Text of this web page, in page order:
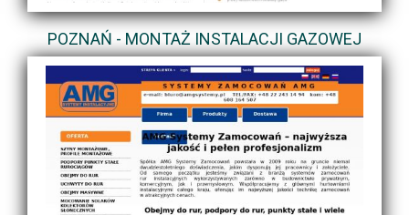
POZNAŃ - MONTAŻ INSTALACJI GAZOWEJ